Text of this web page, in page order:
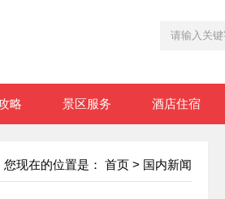
略 景区服务 酒店住宿
您现在的位置是： 首页 > 国内新闻